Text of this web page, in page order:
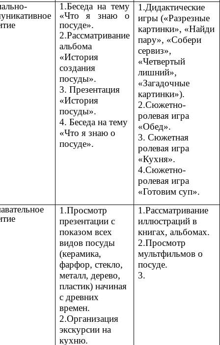
1.Беседа на тему
«Что я знаю о
посуде».
2.Рассматривание
альбома
«История
создания
посуды».
3. Презентация
«История
посуды».
4. Беседа на тему
«Что я знаю о
посуде».
1.Дидактические
игры («Разрезные
картинки», «Найди
пару», «Собери
сервиз»,
«Четвертый
лишний»,
«Загадочные
картинки»).
2.Сюжетно-
ролевая игра
«Обед».
3. Сюжетная
ролевая игра
«Кухня».
4.Сюжетно-
ролевая игра
«Готовим суп».
1.Просмотр
презентации с
показом всех
видов посуды
(керамика,
фарфор, стекло,
металл, дерево,
пластик) начиная
с древних
времен.
2.Организация
экскурсии на
кухню.
1.Рассматривание
иллюстраций в
книгах, альбомах.
2.Просмотр
мультфильмов о
посуде.
3.